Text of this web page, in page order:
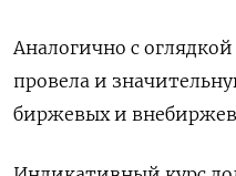
Аналогично с
провела и
биржевых и